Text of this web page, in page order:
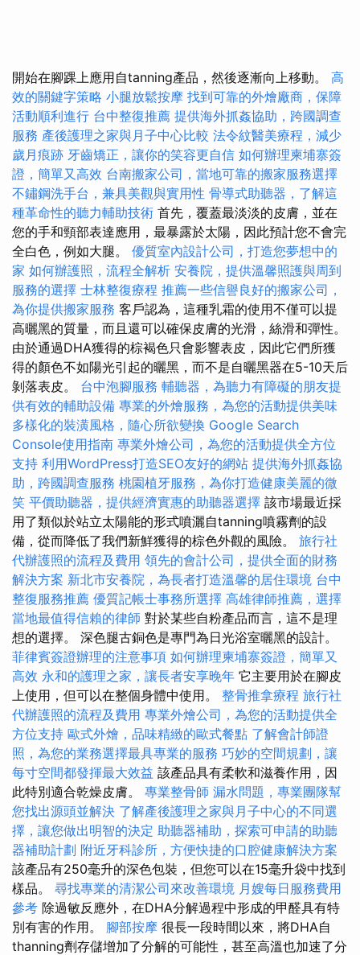
開始在腳踝上應用自tanning產品，然後逐漸向上移動。 高
效的關鍵字策略 小腿放鬆按摩 找到可靠的外燴廠商，保障
活動順利進行 台中整復推薦 提供海外抓姦協助，跨國調查
服務 產後護理之家與月子中心比較 法令紋醫美療程，減少
歲月痕跡 牙齒矯正，讓你的笑容更自信 如何辦理柬埔寨簽
證，簡單又高效 台南搬家公司，當地可靠的搬家服務選擇
不鏽鋼洗手台，兼具美觀與實用性 骨導式助聽器，了解這
種革命性的聽力輔助技術 首先，覆蓋最淡淡的皮膚，並在
您的手和頸部表達應用，最暴露於太陽，因此預計您不會完
全白色，例如大腿。 優質室內設計公司，打造您夢想中的
家 如何辦護照，流程全解析 安養院，提供溫馨照護與周到
服務的選擇 士林整復療程 推薦一些信譽良好的搬家公司，
為你提供搬家服務 客戶認為，這種乳霜的使用不僅可以提
高曬黑的質量，而且還可以確保皮膚的光滑，絲滑和彈性。
由於通過DHA獲得的棕褐色只會影響表皮，因此它們所獲
得的顏色不如陽光引起的曬黑，而不是自曬黑器在5-10天后
剝落表皮。 台中泡腳服務 輔聽器，為聽力有障礙的朋友提
供有效的輔助設備 專業的外燴服務，為您的活動提供美味
多樣化的裝潢風格，隨心所欲變換 Google Search
Console使用指南 專業外燴公司，為您的活動提供全方位
支持 利用WordPress打造SEO友好的網站 提供海外抓姦協
助，跨國調查服務 桃園植牙服務，為你打造健康美麗的微
笑 平價助聽器，提供經濟實惠的助聽器選擇 該市場最近採
用了類似於站立太陽能的形式噴灑自tanning噴霧劑的設
備，從而降低了我們新鮮獲得的棕色外觀的風險。 旅行社
代辦護照的流程及費用 領先的會計公司，提供全面的財務
解決方案 新北市安養院，為長者打造溫馨的居住環境 台中
整復服務推薦 優質記帳士事務所選擇 高雄律師推薦，選擇
當地最值得信賴的律師 對於某些自粉產品而言，這不是理
想的選擇。 深色腿古銅色是專門為日光浴室曬黑的設計。
菲律賓簽證辦理的注意事項 如何辦理柬埔寨簽證，簡單又
高效 永和的護理之家，讓長者安享晚年 它主要用於在腳皮
上使用，但可以在整個身體中使用。 整骨推拿療程 旅行社
代辦護照的流程及費用 專業外燴公司，為您的活動提供全
方位支持 歐式外燴，品味精緻的歐式餐點 了解會計師證
照，為您的業務選擇最具專業的服務 巧妙的空間規劃，讓
每寸空間都發揮最大效益 該產品具有柔軟和滋養作用，因
此特別適合乾燥皮膚。 專業整骨師 漏水問題，專業團隊幫
您找出源頭並解決 了解產後護理之家與月子中心的不同選
擇，讓您做出明智的決定 助聽器補助，探索可申請的助聽
器補助計劃 附近牙科診所，方便快捷的口腔健康解決方案
該產品有250毫升的深色包裝，但您可以在15毫升袋中找到
樣品。 尋找專業的清潔公司來改善環境 月嫂每日服務費用
參考 除過敏反應外，在DHA分解過程中形成的甲醛具有特
別有害的作用。 腳部按摩 很長一段時間以來，將DHA自
thanning劑存儲增加了分解的可能性，甚至高溫也加速了分